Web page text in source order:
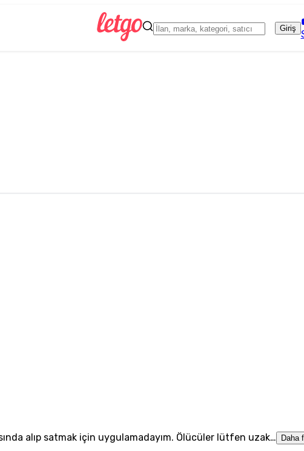
Giriş
alıp satmak için uygulamadayım. Ölücüler lütfen uzak… Daha